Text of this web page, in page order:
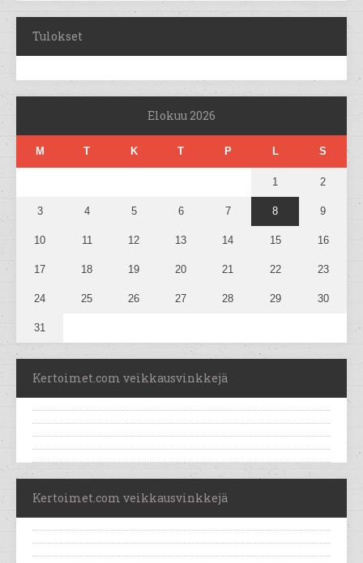
Tulokset
Elokuu 2026
M T K T P L S
1 2
3 4 5 6 7 8 9
10 11 12 13 14 15 16
17 18 19 20 21 22 23
24 25 26 27 28 29 30
31
Kertoimet.com veikkausvinkkejä
Kertoimet.com veikkausvinkkejä